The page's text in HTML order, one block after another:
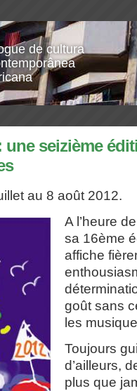
de cultura
une seizième
au 8 août 2012.
A l’heure
sa 16ème
affiche
goût sans
les
Toujours
d’ailleurs,
plus que